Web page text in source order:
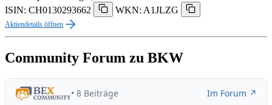
ISIN: CH0130293662
WKN: A1JLZG
Aktiendetails öffnen
Community Forum zu BKW